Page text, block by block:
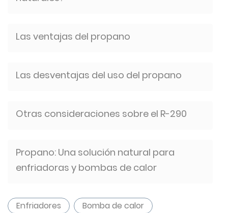
Las ventajas del propano
Las desventajas del uso del propano
Otras consideraciones sobre el R-290
Propano: Una solución natural para
enfriadoras y bombas de calor
Enfriadores
Bomba de calor